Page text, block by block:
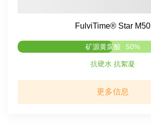
FulviTime® Star M50
矿源黄腐酸 50%
抗硬水 抗絮凝
更多信息